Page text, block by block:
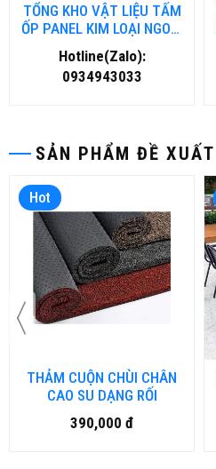
SẢN PHẨM ĐỀ XUẤT
Hot
THẢM CUỘN CHÙI CHÂN
CAO SU DẠNG RỐI
390,000 đ
TỔNG KHO VẬT LIỆU TẤM
ỐP PANEL KIM LOẠI NGOÀI
TRỜI TẠI HỒ CHÍ MINH
Hotline(Zalo):
0934943033